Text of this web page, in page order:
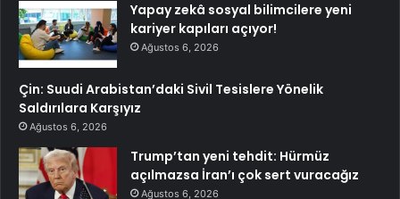
Yapay zekâ sosyal bilimcilere yeni
kariyer kapıları açıyor!
Ağustos 6, 2026
Çin: Suudi Arabistan’daki Sivil Tesislere Yönelik
Saldırılara Karşıyız
Ağustos 6, 2026
Trump’tan yeni tehdit: Hürmüz
açılmazsa İran’ı çok sert vuracağız
Ağustos 6, 2026